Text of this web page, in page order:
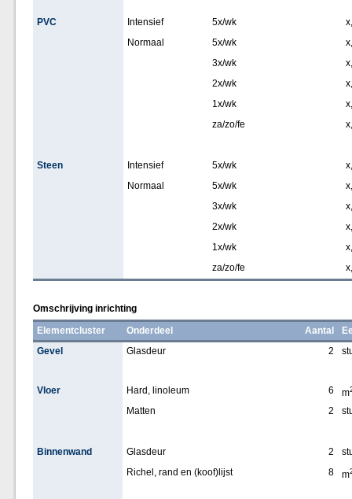
PVC Intensief 5x/wk
Normaal
5x/wk
3x/wk
2x/wk
1x/wk
za/zo/fe
Steen Intensief 5x/wk
Normaal
5x/wk
3x/wk
2x/wk
1x/wk
za/zo/fe
Omschrijving inrichting
Elementcluster
Onderdeel Aantal
Gevel
Glasdeur 2
Vloer Hard, linoleum 6 m
Matten 2
Binnenwand Glasdeur 2
Richel, rand en (koof)lijst
8 m